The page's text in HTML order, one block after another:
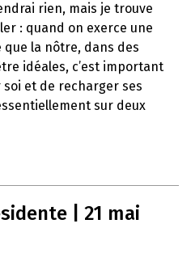
rien, mais je trouve
: quand on exerce une
la nôtre, dans des
idéales, c’est important
et de recharger ses
sur deux
| 21 mai